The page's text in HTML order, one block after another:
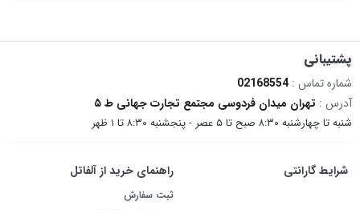
پشتیبانی
شماره تماس : 02168554
آدرس : تهران میدان فردوسی مجتمع تجارت جهانی ط ۵
شنبه تا چهارشنبه ۸:۳۰ صبح تا ۵ عصر - پنجشنبه ۸:۳۰ تا ۱ ظهر
شرایط گارانتی راهنمای خرید از آلفاتل
ثبت سفارش